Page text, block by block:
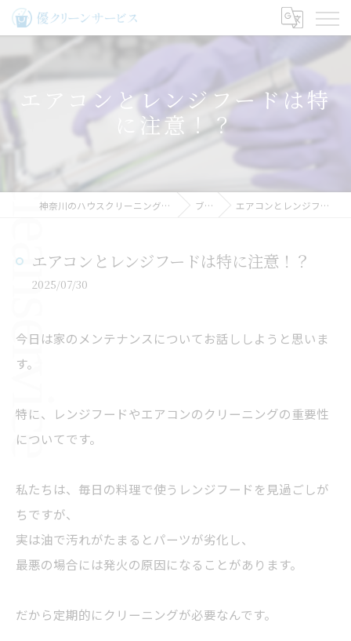
エアコンとレンジフードは特
に注意！？
神奈川のハウスクリーニングなら優クリーンサービス ブログ エアコンとレンジフードは特に注意！？
エアコンとレンジフードは特に注意！？
2025/07/30
今日は家のメンテナンスについてお話ししようと思いま
す。
特に、レンジフードやエアコンのクリーニングの重要性
についてです。
私たちは、毎日の料理で使うレンジフードを見過ごしが
ちですが、
実は油で汚れがたまるとパーツが劣化し、
最悪の場合には発火の原因になることがあります。
だから定期的にクリーニングが必要なんです。